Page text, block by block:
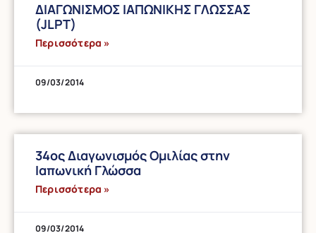
ΔΙΑΓΩΝΙΣΜΟΣ ΙΑΠΩΝΙΚΗΣ ΓΛΩΣΣΑΣ
(JLPT)
Περισσότερα »
09/03/2014
34ος Διαγωνισμός Ομιλίας στην
Ιαπωνική Γλώσσα
Περισσότερα »
09/03/2014